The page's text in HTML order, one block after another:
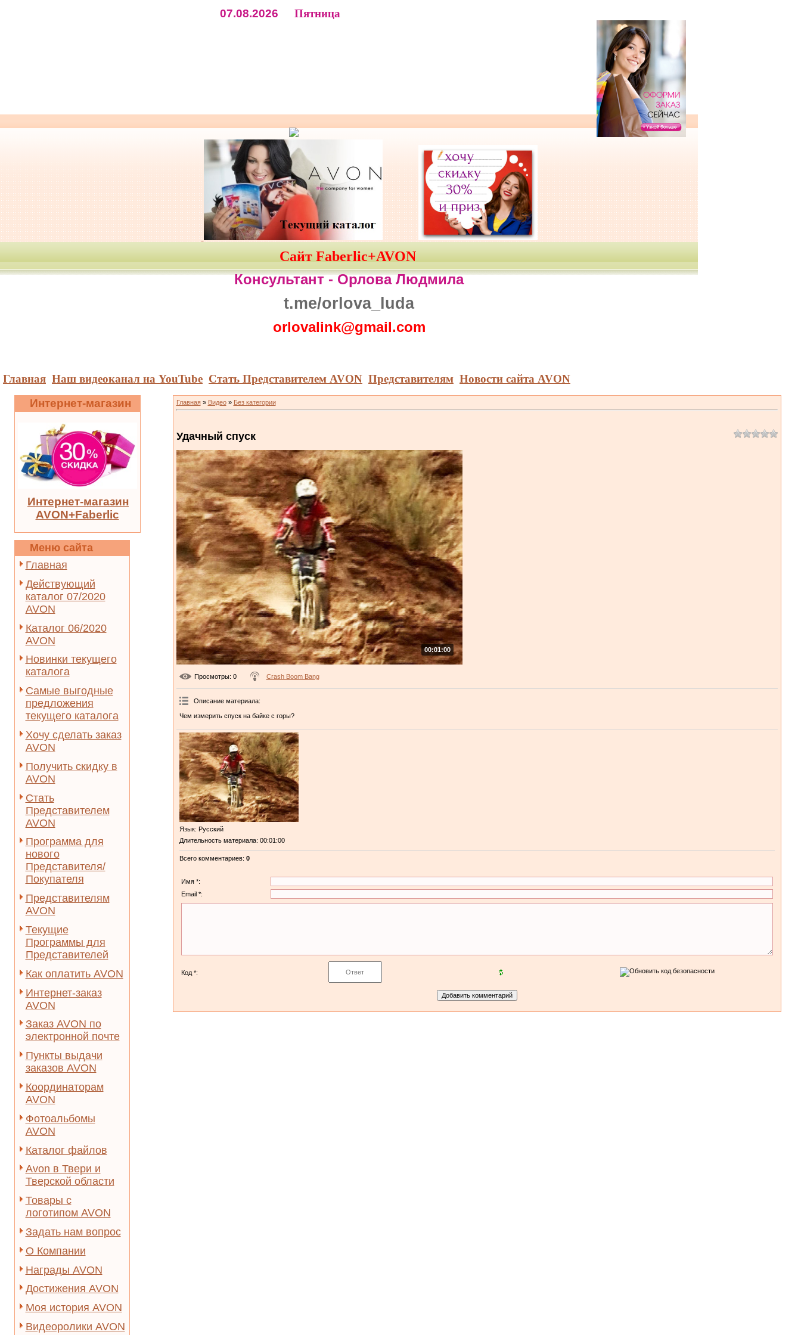
07.08.2026 Пятница
Сайт Faberlic+AVON
Консультант -Орлова Людмила
t.me/orlova_luda
orlovalink@gmail.com
Главная Наш видеоканал на YouTube Стать Представителем AVON Представителям Новости сайта AVON
Интернет-магазин
Интернет-магазин
AVON+Faberlic
Меню сайта
Главная
Действующий
каталог 07/2020
AVON
Каталог 06/2020
AVON
Новинки текущего
каталога
Самые выгодные
предложения
текущего каталога
Хочу сделать заказ
AVON
Получить скидку в
AVON
Стать
Представителем
AVON
Программа для
нового
Представителя/
Покупателя
Представителям
AVON
Текущие
Программы для
Представителей
Как оплатить AVON
Интернет-заказ
AVON
Заказ AVON по
электронной почте
Пункты выдачи
заказов AVON
Координаторам
AVON
Фотоальбомы
AVON
Каталог файлов
Avon в Твери и
Тверской области
Товары с
логотипом AVON
Задать нам вопрос
О Компании
Награды AVON
Достижения AVON
Моя история AVON
Видеоролики AVON
Главная» Видео» Без категории
Удачный спуск
00:01:00
Просмотры: 0 Crash Boom Bang
Описание материала:
Чем измерить спуск на байке с горы?
Язык: Русский
Длительность материала: 00:01:00
Всего комментариев: 0
Имя *:
Email *:
Код *: